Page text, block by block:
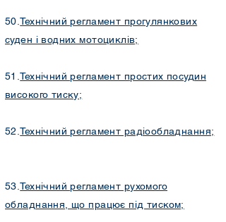
50.Технічний регламент прогулянкових
суден і водних мотоциклів;
51.Технічний регламент простих посудин
високого тиску;
52.Технічний регламент радіообладнання;
53.Технічний регламент рухомого
обладнання, що працює під тиском;